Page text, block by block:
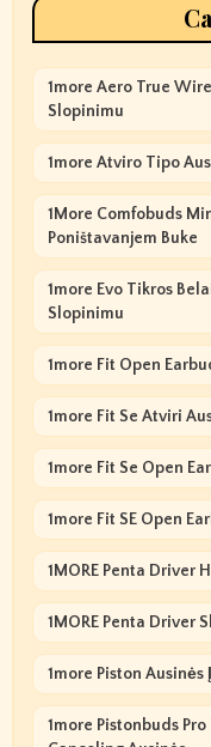
1more Aero True
Slopinimu
1more Atviro Tipo
1More Comfobuds
Poništavanjem Buke
1more Evo Tikros
Slopinimu
1more Fit Open
1more Fit Se Atviri
1more Fit Se Open
1more Fit SE Open
1MORE Penta Driver
1MORE Penta Driver
1more Piston Ausinės
1more Pistonbuds